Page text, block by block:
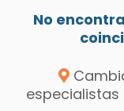
No